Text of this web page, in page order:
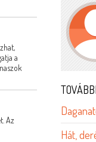
a
Az
Hát,